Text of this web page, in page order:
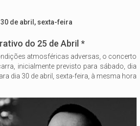
30 de abril, sexta-feira
do 25 de Abril *
atmosféricas adversas, o concerto
inicialmente previsto para sábado, dia
dia 30 de abril, sexta-feira, à mesma hora